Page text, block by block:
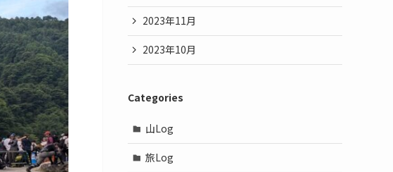
2023年11月
2023年10月
Categories
山Log
旅Log